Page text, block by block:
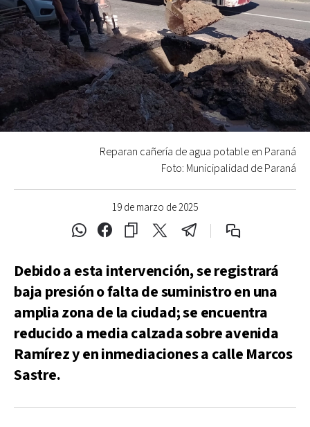
19 de marzo de 2025
Reparan cañería de agua potable en Paraná
Foto: Municipalidad de Paraná
Debido a esta intervención, se registrará
baja presión o falta de suministro en una
amplia zona de la ciudad; se encuentra
reducido a media calzada sobre avenida
Ramírez y en inmediaciones a calle Marcos
Sastre.